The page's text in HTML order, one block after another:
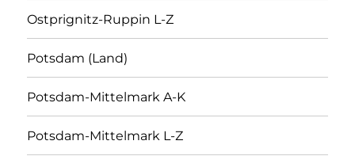
Ostprignitz-Ruppin L-Z
Potsdam (Land)
Potsdam-Mittelmark A-K
Potsdam-Mittelmark L-Z